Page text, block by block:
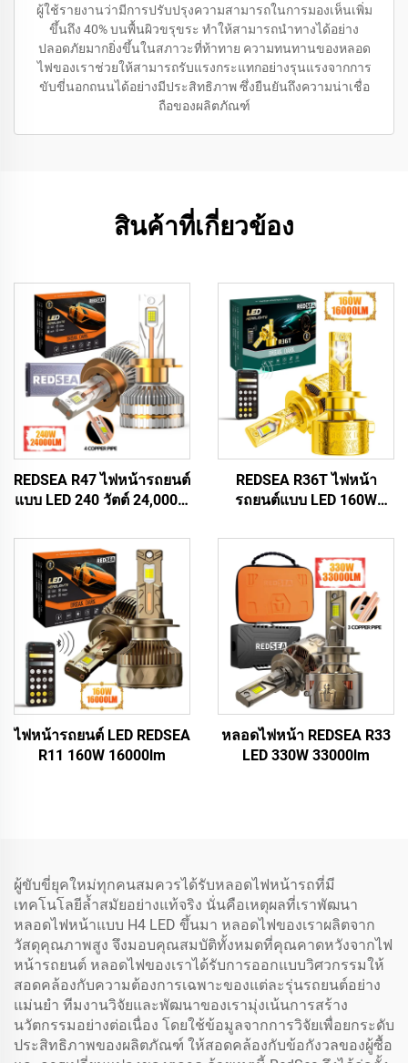
ผู้ใช้รายงานว่ามีการปรับปรุงความสามารถในการมองเห็นเพิ่ม
ขึ้นถึง 40% บนพื้นผิวขรุขระ ทำให้สามารถนำทางได้อย่าง
ปลอดภัยมากยิ่งขึ้นในสภาวะที่ท้าทาย ความทนทานของหลอด
ไฟของเราช่วยให้สามารถรับแรงกระแทกอย่างรุนแรงจากการ
ขับขี่นอกถนนได้อย่างมีประสิทธิภาพ ซึ่งยืนยันถึงความน่าเชื่อ
ถือของผลิตภัณฑ์
สินค้าที่เกี่ยวข้อง
REDSEA R47 ไฟหน้ารถยนต์
แบบ LED 240 วัตต์ 24,000 ลู
REDSEA R36T ไฟหน้า
รถยนต์แบบ LED 160W
ไฟหน้ารถยนต์ LED REDSEA
R11 160W 16000lm
หลอดไฟหน้า REDSEA R33
LED 330W 33000lm
ผู้ขับขี่ยุคใหม่ทุกคนสมควรได้รับหลอดไฟหน้ารถที่มี
เทคโนโลยีล้ำสมัยอย่างแท้จริง นั่นคือเหตุผลที่เราพัฒนา
หลอดไฟหน้าแบบ H4 LED ขึ้นมา หลอดไฟของเราผลิตจาก
วัสดุคุณภาพสูง จึงมอบคุณสมบัติทั้งหมดที่คุณคาดหวังจากไฟ
หน้ารถยนต์ หลอดไฟของเราได้รับการออกแบบวิศวกรรมให้
สอดคล้องกับความต้องการเฉพาะของแต่ละรุ่นรถยนต์อย่าง
แม่นยำ ทีมงานวิจัยและพัฒนาของเรามุ่งเน้นการสร้าง
นวัตกรรมอย่างต่อเนื่อง โดยใช้ข้อมูลจากการวิจัยเพื่อยกระดับ
ประสิทธิภาพของผลิตภัณฑ์ ให้สอดคล้องกับข้อกังวลของผู้ซื้อ